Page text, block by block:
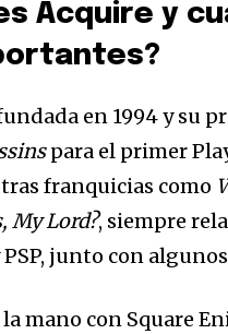
Acquire y
en 1994 y su
para el primer
franquicias como
My Lord?, siempre
PSP, junto con
la mano con Square